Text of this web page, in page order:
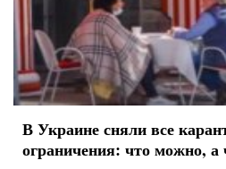
В Украине сняли все
ограничения: что можно, а